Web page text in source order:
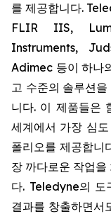
를 제공합니다.
FLIR IIS,
Instruments,
Adimec 등이 하나
고 수준의 솔루션
니다. 이 제품들은
세계에서 가장 심
폴리오를 제공합
장 까다로운 작업
다. Teledyne의 도
결과를 창출하면서